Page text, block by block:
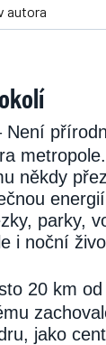
autora
Není
někdy
parky,
i noční
20 km
jako